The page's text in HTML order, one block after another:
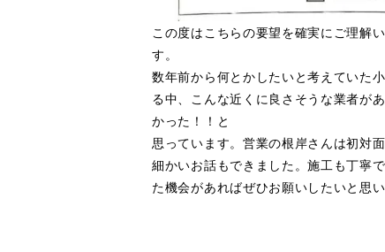
この度はこちらの要望を確実にご理解
す。
数年前から何とかしたいと考えていた
る中、こんな近くに良さそうな業者が
かった！！と
思っています。営業の根岸さんは初対
細かいお話もできました。施工も丁寧
た機会があればぜひお願いしたいと思い